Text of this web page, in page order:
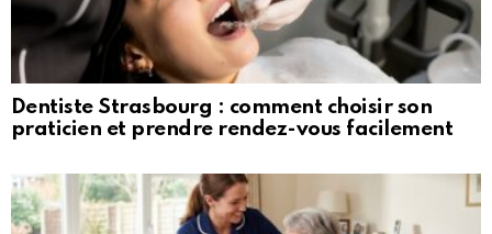
Dentiste Strasbourg : comment choisir son
praticien et prendre rendez-vous facilement